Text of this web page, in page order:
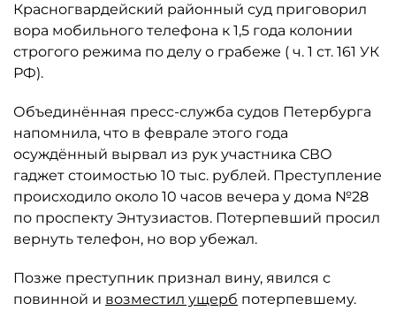
Красногвардейский районный суд приговорил
вора мобильного телефона к 1,5 года колонии
строгого режима по делу о грабеже ( ч. 1 ст. 161 УК
РФ).
Объединённая пресс-служба судов Петербурга
напомнила, что в феврале этого года
осуждённый вырвал из рук участника СВО
гаджет стоимостью 10 тыс. рублей. Преступление
происходило около 10 часов вечера у дома №28
по проспекту Энтузиастов. Потерпевший просил
вернуть телефон, но вор убежал.
Позже преступник признал вину, явился с
повинной и возместил ущерб потерпевшему.